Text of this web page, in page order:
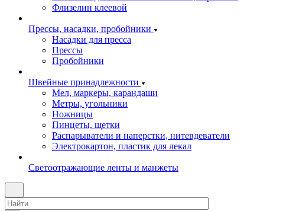
Флизелин клеевой
Прессы, насадки, пробойники
Насадки для пресса
Прессы
Пробойники
Швейные принадлежности
Мел, маркеры, карандаши
Метры, угольники
Ножницы
Пинцеты, щетки
Распарыватели и наперстки, нитевдеватели
Электрокартон, пластик для лекал
Светоотражающие ленты и манжеты